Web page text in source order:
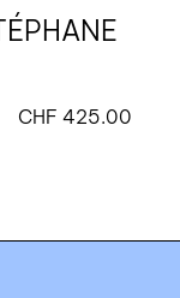
CHF 425.00